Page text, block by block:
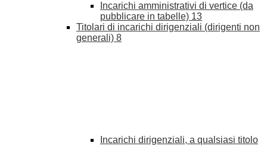
Incarichi amministrativi di vertice (da
pubblicare in tabelle) 13
Titolari di incarichi dirigenziali (dirigenti non
generali) 8
Incarichi dirigenziali, a qualsiasi titolo